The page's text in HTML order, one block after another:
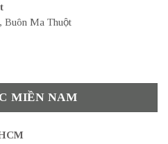
Buôn Ma Thuột
MIỀN NAM